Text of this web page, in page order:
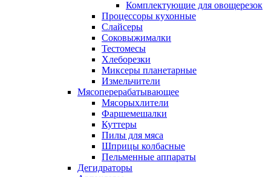
Комплектующие для овощерезок
Процессоры кухонные
Слайсеры
Соковыжималки
Тестомесы
Хлеборезки
Миксеры планетарные
Измельчители
Мясоперерабатывающее
Мясорыхлители
Фаршемешалки
Куттеры
Пилы для мяса
Шприцы колбасные
Пельменные аппараты
Дегидраторы